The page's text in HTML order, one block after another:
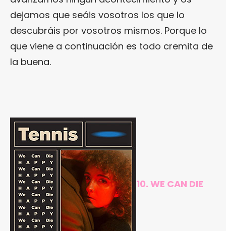
dejamos que seáis vosotros los que lo
descubráis por vosotros mismos. Porque lo
que viene a continuación es todo cremita de
la buena.
10. WE CAN DIE